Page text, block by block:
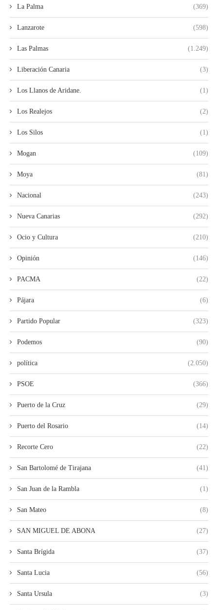
La Palma (369)
Lanzarote (598)
Las Palmas (1.249)
Liberación Canaria (3)
Los Llanos de Aridane. (1)
Los Realejos (2)
Los Silos (1)
Mogan (109)
Moya (81)
Nacional (243)
Nueva Canarias (292)
Ocio y Cultura (210)
Opinión (146)
PACMA (22)
Pájara (6)
Partido Popular (323)
Podemos (90)
política (2.050)
PSOE (366)
Puerto de la Cruz (29)
Puerto del Rosario (14)
Recorte Cero (22)
San Bartolomé de Tirajana (41)
San Juan de la Rambla (1)
San Mateo (8)
SAN MIGUEL DE ABONA (27)
Santa Brígida (37)
Santa Lucia (56)
Santa Ursula (3)